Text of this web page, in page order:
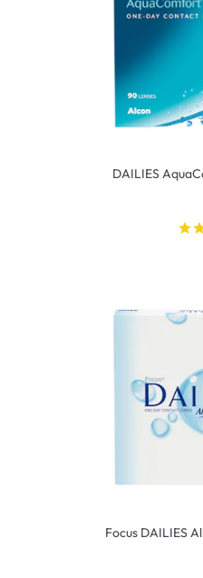
DAILIES
Focus DAILIES